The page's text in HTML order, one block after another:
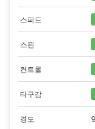
스피드
스핀
컨트롤
타구감
경도